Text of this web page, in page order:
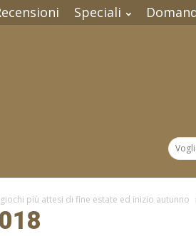
Speciali
più attesi di fine estate ed inizio autunno